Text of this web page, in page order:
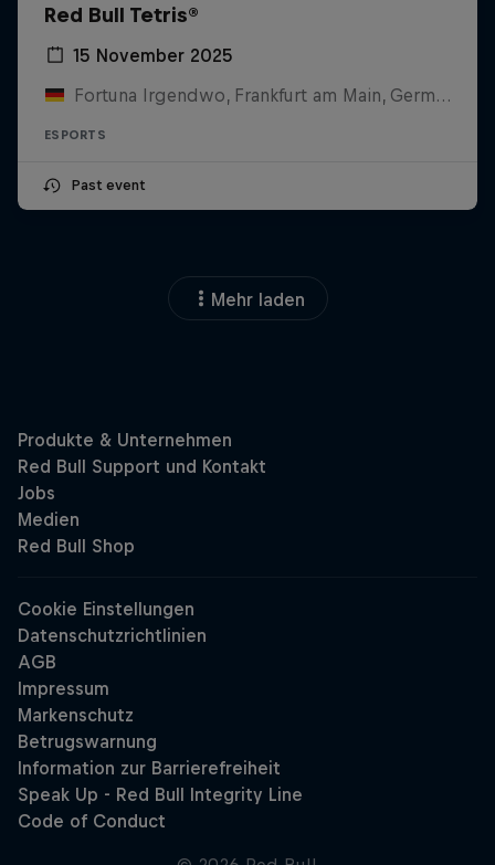
Red Bull Tetris®
15 November 2025
Fortuna Irgendwo, Frankfurt am Main, Germany
ESPORTS
Past event
Mehr laden